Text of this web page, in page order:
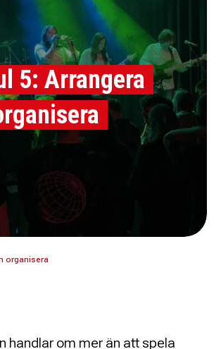
5: Arrangera
organisera
handlar om mer än att spela